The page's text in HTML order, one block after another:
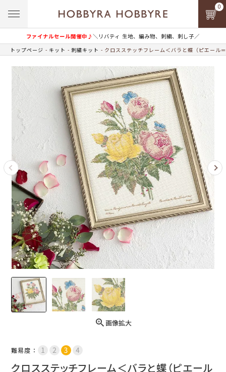
ファイナルセール開催中♪＼リバティ 生地、編み物、刺繍、刺し子／
0
トップページ キット 刺繍キット クロスステッチフレーム＜バラと蝶（ピエール
画像拡大
難易度：
クロスステッチフレーム＜バラと蝶（ピエール